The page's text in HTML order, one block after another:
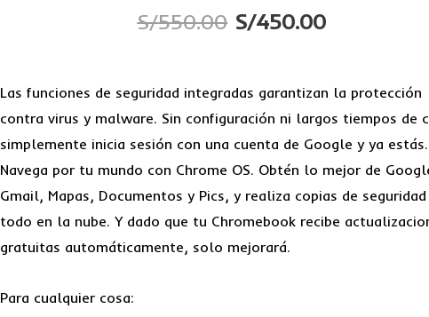
S/550.00
El
original
era:
S/550.00.
S/450.00
actual
es:
S/450.00.
Las funciones de seguridad integradas garantizan la protección
contra virus y malware. Sin configuración ni largos tiempos de
simplemente inicia sesión con una cuenta de Google y ya estás.
Navega por tu mundo con Chrome OS. Obtén lo mejor de
Gmail, Mapas, Documentos y Pics, y realiza copias de seguridad
todo en la nube. Y dado que tu Chromebook recibe
gratuitas automáticamente, solo mejorará.
Para cualquier cosa: